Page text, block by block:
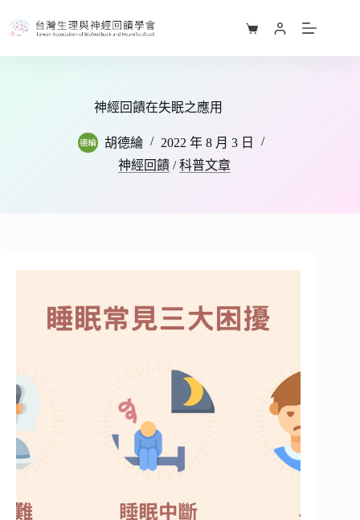
至
購
神經回饋在失眠之應用
胡德綸
2022 年 8 月 3 日
神經回饋 /科普文章